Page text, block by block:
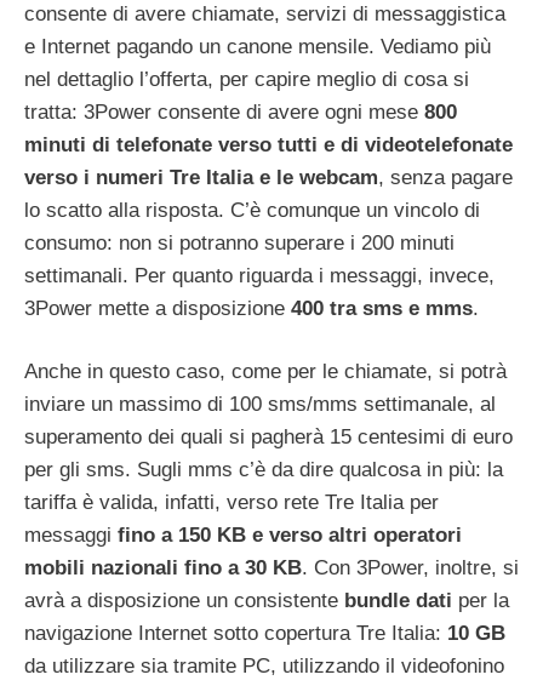
consente di avere chiamate, servizi di messaggistica
e Internet pagando un canone mensile. Vediamo più
nel dettaglio l’offerta, per capire meglio di cosa si
tratta: 3Power consente di avere ogni mese 800
minuti di telefonate verso tutti e di videotelefonate
verso i numeri Tre Italia e le webcam, senza pagare
lo scatto alla risposta. C’è comunque un vincolo di
consumo: non si potranno superare i 200 minuti
settimanali. Per quanto riguarda i messaggi, invece,
3Power mette a disposizione 400 tra sms e mms.
Anche in questo caso, come per le chiamate, si potrà
inviare un massimo di 100 sms/mms settimanale, al
superamento dei quali si pagherà 15 centesimi di euro
per gli sms. Sugli mms c’è da dire qualcosa in più: la
tariffa è valida, infatti, verso rete Tre Italia per
messaggi fino a 150 KB e verso altri operatori
mobili nazionali fino a 30 KB. Con 3Power, inoltre, si
avrà a disposizione un consistente bundle dati per la
navigazione Internet sotto copertura Tre Italia: 10 GB
da utilizzare sia tramite PC, utilizzando il videofonino